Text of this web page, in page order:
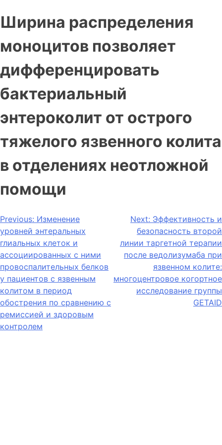
Ширина распределения
моноцитов позволяет
дифференцировать
бактериальный
энтероколит от острого
тяжелого язвенного колита
в отделениях неотложной
помощи
Previous: Изменение
уровней энтеральных
глиальных клеток и
ассоциированных с ними
провоспалительных белков
у пациентов с язвенным
колитом в период
обострения по сравнению с
ремиссией и здоровым
контролем
Next: Эффективность и
безопасность второй
линии таргетной терапии
после ведолизумаба при
язвенном колите:
многоцентровое когортное
исследование группы
GETAID